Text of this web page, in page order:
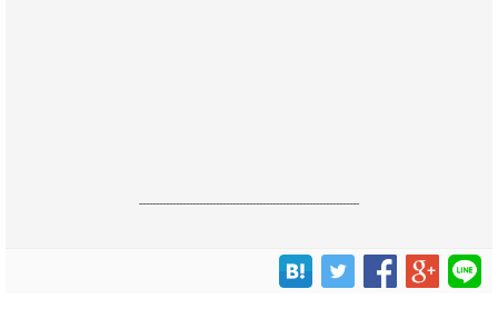
------------------------------------------------------------------